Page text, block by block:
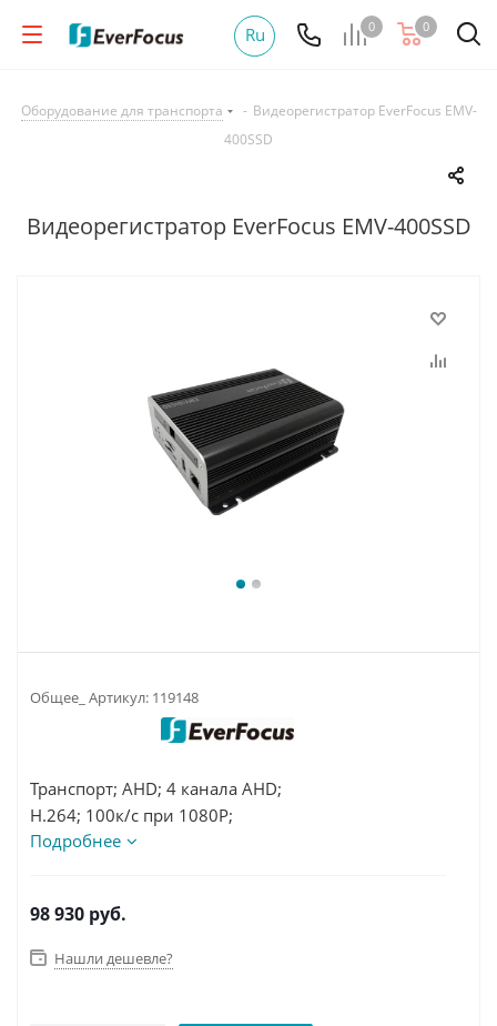
0 0
Ru
Оборудование для транспорта - Видеорегистратор EverFocus EMV-
400SSD
Видеорегистратор EverFocus EMV-400SSD
Общее_ Артикул: 119148
Транспорт; AHD; 4 канала AHD;
H.264; 100к/с при 1080P;
HDD4Tb, SD256Gb; RJ45-1Gbs;
Подробнее
98 930 руб.
Нашли дешевле?